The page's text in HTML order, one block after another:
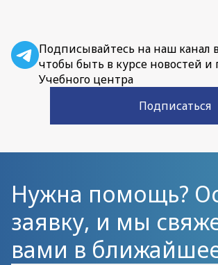
Подписывайтесь на наш канал
чтобы быть в курсе новостей и
Учебного центра
Подписаться
Нужна помощь?
заявку, и мы
вами в